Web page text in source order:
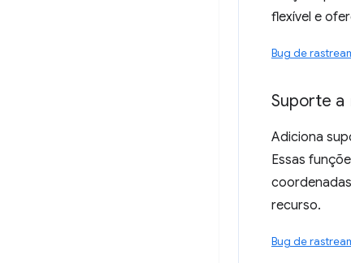
flexível e
Bug de
Suporte a
Adiciona
Essas
recurso.
Bug de